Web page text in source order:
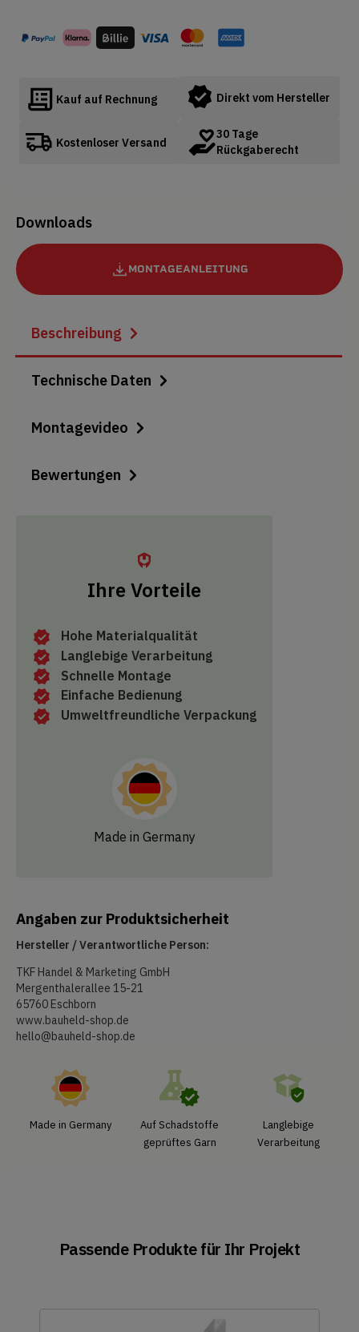
Kauf auf Rechnung
Kostenloser Versand
Direkt vom Hersteller
30 Tage
Rückgaberecht
Downloads
MONTAGEANLEITUNG
Beschreibung
Technische Daten
Montagevideo
Bewertungen
Ihre Vorteile
Hohe Materialqualität
Langlebige Verarbeitung
Schnelle Montage
Einfache Bedienung
Umweltfreundliche Verpackung
Made in Germany
Angaben zur Produktsicherheit
Hersteller / Verantwortliche Person:
TKF Handel & Marketing GmbH
Mergenthalerallee 15-21
65760 Eschborn
www.bauheld-shop.de
hello@bauheld-shop.de
Made in Germany
Auf Schadstoffe
geprüftes Garn
Langlebige
Verarbeitung
Passende Produkte für Ihr Projekt